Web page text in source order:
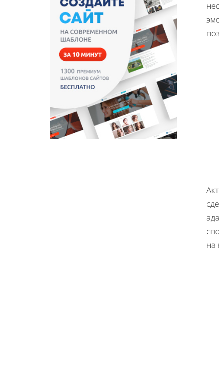
на